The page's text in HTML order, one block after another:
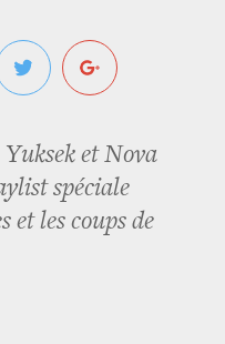
et Nova
spéciale
et les coups de